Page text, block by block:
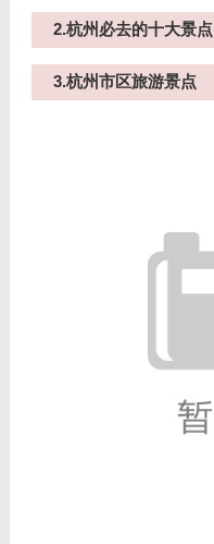
2.杭州必去的十大景点
3.杭州市区旅游景点